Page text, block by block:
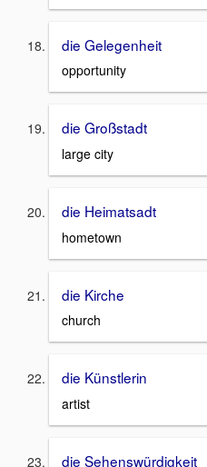
die Gelegenheit
opportunity
die Großstadt
large city
die Heimatsadt
hometown
die Kirche
church
die Künstlerin
artist
die Sehenswürdigkeit